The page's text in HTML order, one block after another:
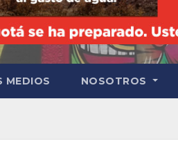
MEDIOS NOSOTROS